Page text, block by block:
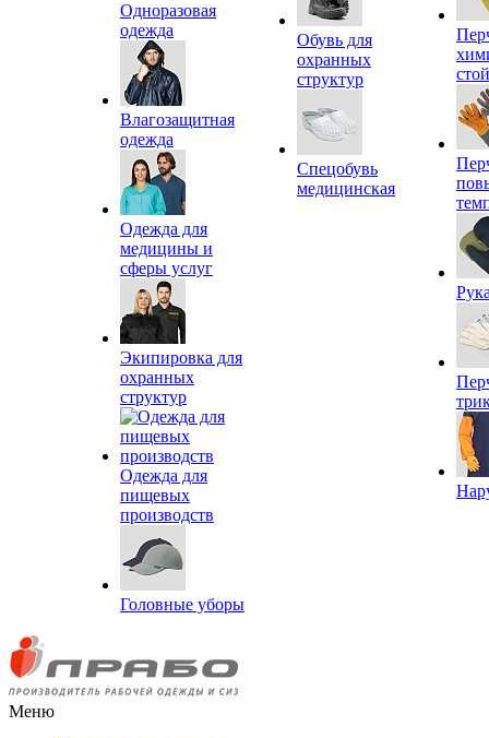
Одноразовая
одежда
Влагозащитная
одежда
Одежда для
медицины и
сферы услуг
Экипировка для
охранных
структур
Одежда для
пищевых
производств
Головные уборы
Обувь для
охранных
структур
Спецобувь
медицинская
Меню